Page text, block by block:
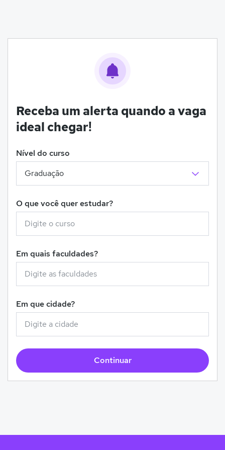
Receba um alerta quando a vaga
ideal chegar!
Nível do curso
O que você quer estudar?
Em quais faculdades?
Em que cidade?
Continuar